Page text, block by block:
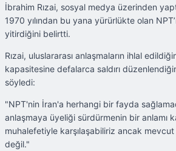
İbrahim Rızai, sosyal medya üzerinden
1970 yılından bu yana yürürlükte olan
yitirdiğini belirtti.
Rızai, uluslararası anlaşmaların ihlal
kapasitesine defalarca saldırı
söyledi:
"NPT'nin İran'a herhangi bir fayda
anlaşmaya üyeliği sürdürmenin bir anlamı
muhalefetiyle karşılaşabiliriz ancak
değil."